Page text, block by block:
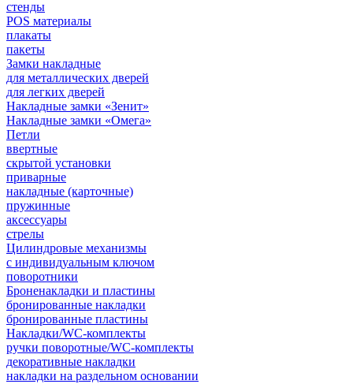
стенды
POS материалы
плакаты
пакеты
Замки накладные
для металлических дверей
для легких дверей
Накладные замки «Зенит»
Накладные замки «Омега»
Петли
ввертные
скрытой установки
приварные
накладные (карточные)
пружинные
аксессуары
стрелы
Цилиндровые механизмы
с индивидуальным ключом
поворотники
Броненакладки и пластины
бронированные накладки
бронированные пластины
Накладки/WC-комплекты
ручки поворотные/WC-комплекты
декоративные накладки
накладки на раздельном основании